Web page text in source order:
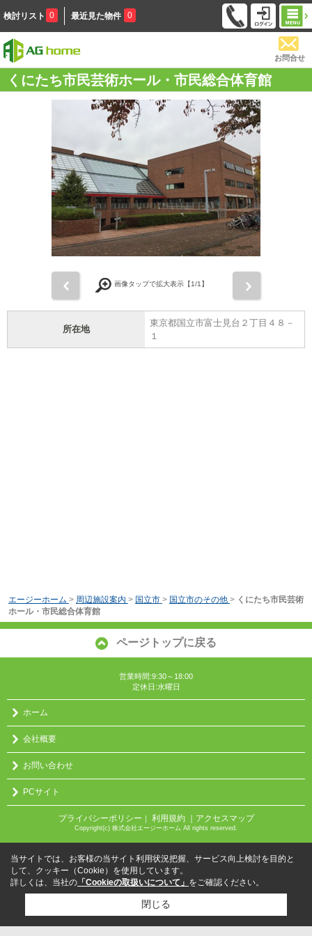
検討リスト 0 最近見た物件 0
お問合せ
くにたち市民芸術ホール・市民総合体育館
画像タップで拡大表示【1/1】
所在地
東京都国立市富士見台２丁目４８－
１
エージーホーム > 周辺施設案内 > 国立市 > 国立市のその他 > くにたち市民芸術
ホール・市民総合体育館
ページトップに戻る
営業時間:9:30～18:00
定休日:水曜日
ホーム
会社概要
お問い合わせ
PCサイト
プライバシーポリシー ｜ 利用規約 ｜アクセスマップ
Copyright(c) 株式会社エージーホーム All rights reserved.
当サイトでは、お客様の当サイト利用状況把握、サービス向上検討を目的と
して、クッキー（Cookie）を使用しています。
詳しくは、当社の 「Cookieの取扱いについて」 をご確認ください。
閉じる